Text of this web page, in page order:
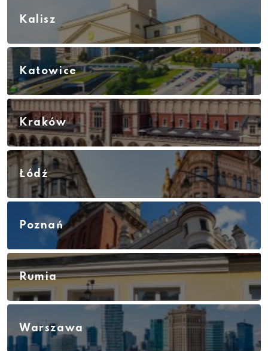
Kalisz
Katowice
Kraków
Łódź
Poznań
Rumia
Warszawa